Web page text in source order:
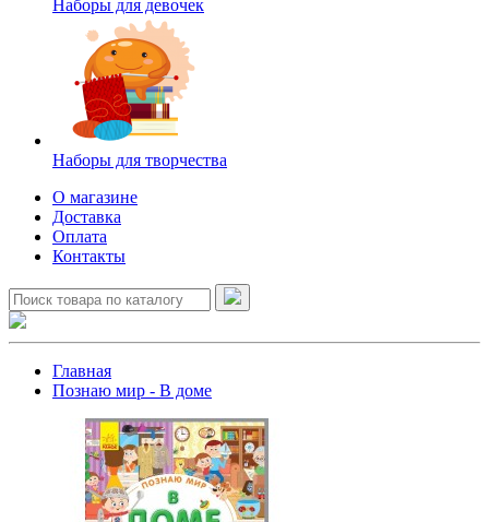
Наборы для девочек
Наборы для творчества
О магазине
Доставка
Оплата
Контакты
Главная
Познаю мир - В доме